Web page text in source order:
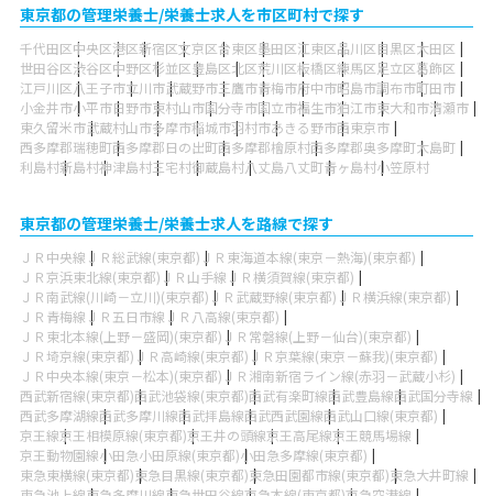
東京都の管理栄養士/栄養士求人を市区町村で探す
千代田区中央区港区新宿区文京区台東区墨田区江東区品川区目黒区大田区
世田谷区渋谷区中野区杉並区豊島区北区荒川区板橋区練馬区足立区葛飾区
江戸川区八王子市立川市武蔵野市三鷹市青梅市府中市昭島市調布市町田市
小金井市小平市日野市東村山市国分寺市国立市福生市狛江市東大和市清瀬市
東久留米市武蔵村山市多摩市稲城市羽村市あきる野市西東京市
西多摩郡瑞穂町西多摩郡日の出町西多摩郡檜原村西多摩郡奥多摩町大島町
利島村新島村神津島村三宅村御蔵島村八丈島八丈町青ヶ島村小笠原村
東京都の管理栄養士/栄養士求人を路線で探す
ＪＲ中央線 ＪＲ総武線(東京都) ＪＲ東海道本線(東京－熱海)(東京都)
ＪＲ京浜東北線(東京都) ＪＲ山手線 ＪＲ横須賀線(東京都)
ＪＲ南武線(川崎－立川)(東京都) ＪＲ武蔵野線(東京都) ＪＲ横浜線(東京都)
ＪＲ青梅線 ＪＲ五日市線 ＪＲ八高線(東京都)
ＪＲ東北本線(上野－盛岡)(東京都) ＪＲ常磐線(上野－仙台)(東京都)
ＪＲ埼京線(東京都) ＪＲ高崎線(東京都) ＪＲ京葉線(東京－蘇我)(東京都)
ＪＲ中央本線(東京－松本)(東京都) ＪＲ湘南新宿ライン線(赤羽－武蔵小杉)
西武新宿線(東京都)西武池袋線(東京都)西武有楽町線西武豊島線西武国分寺線
西武多摩湖線西武多摩川線西武拝島線西武西武園線西武山口線(東京都)
京王線京王相模原線(東京都)京王井の頭線京王高尾線京王競馬場線
京王動物園線小田急小田原線(東京都)小田急多摩線(東京都)
東急東横線(東京都)東急目黒線(東京都)東急田園都市線(東京都)東急大井町線